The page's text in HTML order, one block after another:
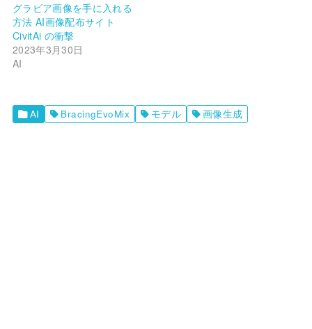
グラビア画像を手に入れる
方法 AI画像配布サイト
CivitAi の衝撃
2023年3月30日
AI
AI BracingEvoMix モデル 画像生成